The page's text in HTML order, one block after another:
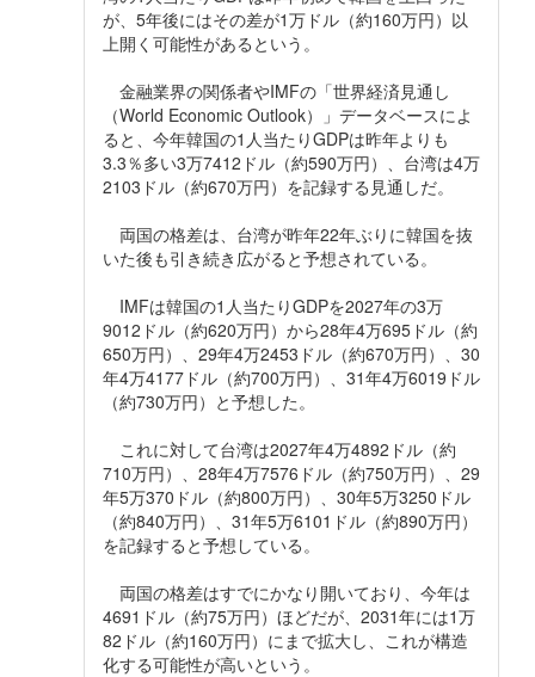
が、5年後にはその差が1万ドル（約160万円）以
上開く可能性があるという。
金融業界の関係者やIMFの「世界経済見通し
（World Economic Outlook）」データベースによ
ると、今年韓国の1人当たりGDPは昨年よりも
3.3％多い3万7412ドル（約590万円）、台湾は4万
2103ドル（約670万円）を記録する見通しだ。
両国の格差は、台湾が昨年22年ぶりに韓国を抜
いた後も引き続き広がると予想されている。
IMFは韓国の1人当たりGDPを2027年の3万
9012ドル（約620万円）から28年4万695ドル（約
650万円）、29年4万2453ドル（約670万円）、30
年4万4177ドル（約700万円）、31年4万6019ドル
（約730万円）と予想した。
これに対して台湾は2027年4万4892ドル（約
710万円）、28年4万7576ドル（約750万円）、29
年5万370ドル（約800万円）、30年5万3250ドル
（約840万円）、31年5万6101ドル（約890万円）
を記録すると予想している。
両国の格差はすでにかなり開いており、今年は
4691ドル（約75万円）ほどだが、2031年には1万
82ドル（約160万円）にまで拡大し、これが構造
化する可能性が高いという。